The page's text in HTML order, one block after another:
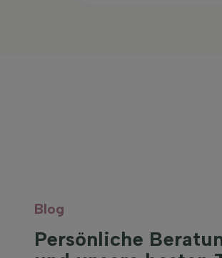
Blog
Persönliche